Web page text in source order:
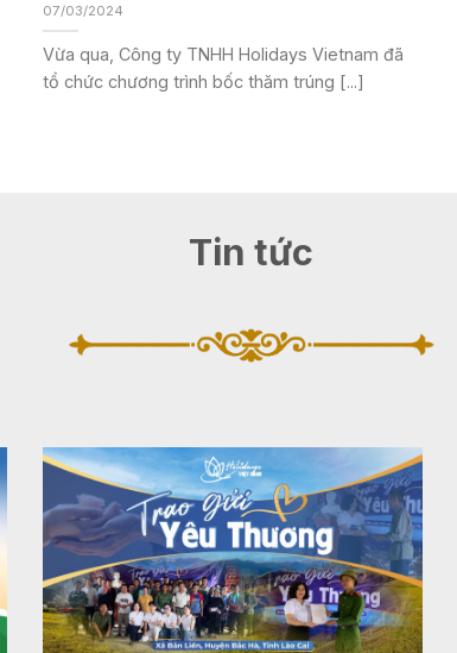
07/03/2024
Vừa qua, Công ty TNHH Holidays Vietnam đã
tổ chức chương trình bốc thăm trúng [...]
Tin tức